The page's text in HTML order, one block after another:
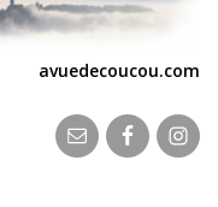
avuedecoucou.com